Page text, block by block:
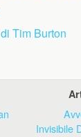
Tim Burton
Invisibile